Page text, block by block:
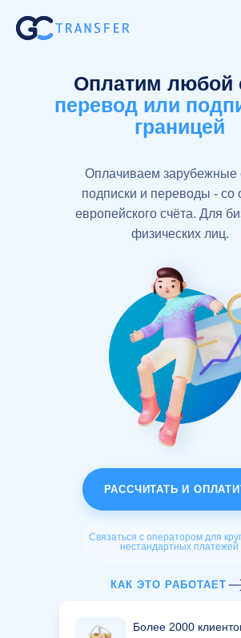
КАК ЭТО РАБОТАЕТ
Оплатим любой
перевод или
границей
РАССЧИТАТЬ И
Оплачиваем зарубежные
подписки и переводы - со
европейского счёта. Для
физических лиц.
Связаться с оператором для
нестандартных платежей
Более 2000